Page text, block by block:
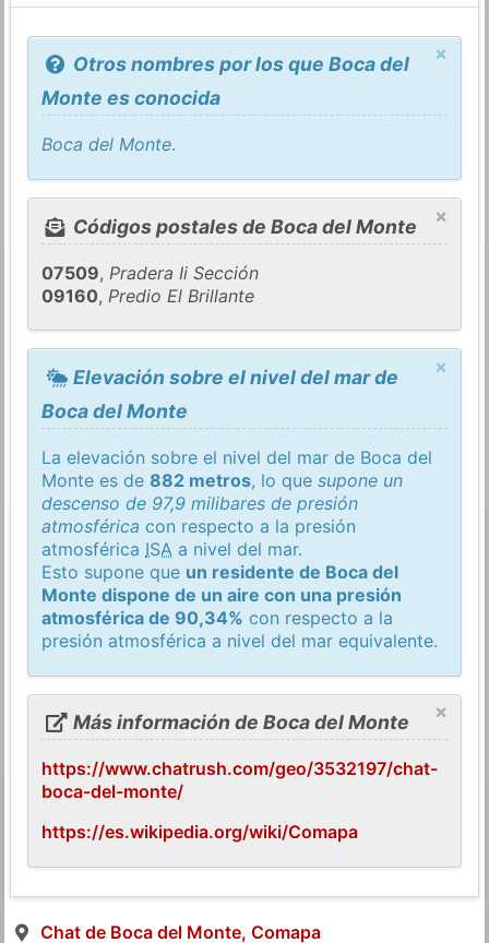
×
Otros nombres por los que Boca del
Monte es conocida
Boca del Monte.
×
Códigos postales de Boca del Monte
07509, Pradera Ii Sección
09160, Predio El Brillante
×
Elevación sobre el nivel del mar de
Boca del Monte
La elevación sobre el nivel del mar de Boca del
Monte es de882 metros, lo quesupone un
descenso de 97,9 milibares de presión
atmosférica con respecto a la presión
atmosférica ISA a nivel del mar.
Esto supone que un residente de Boca del
Monte dispone de un aire con una presión
atmosférica de 90,34% con respecto a la
presión atmosférica a nivel del mar equivalente.
×
Más información de Boca del Monte
https://www.chatrush.com/geo/3532197/chat-
boca-del-monte/
https://es.wikipedia.org/wiki/Comapa
Chat de Boca del Monte, Comapa